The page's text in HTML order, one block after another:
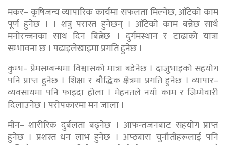
मकर– कृषिजन्य व्यापारिक कार्यमा सफलता मिल्नेछ, आँटेको काम
पूर्ण हुनेछ । । शत्रु परास्त हुनेछन् । आँटेको काम बन्नेछ साथै
मनोरन्जनका साथ दिन बित्नेछ । दुर्गमस्थान र टाढाको यात्रा
सम्भावना छ । पढाइलेखाइमा प्रगति हुनेछ ।
कुम्भ– प्रेमसम्बन्धमा विश्वासको मात्रा बडेनेछ । दाजुभाइको सहयोग
पनि प्राप्त हुनेछ । शिक्षा र बौद्धिक क्षेत्रमा प्रगति हुनेछ । व्यापार–
व्यवसायमा पनि फाइदा होला । मेहनतले नयाँ काम र जिम्मेवारी
दिलाउनेछ । परोपकारमा मन जाला ।
मीन– शारीरिक दुर्बलता बढ्नेछ । आफन्तजनबाट सहयोग प्राप्त
हुनेछ । प्रशस्त धन लाभ हुनेछ । अप्ठ्यारा चुनौतीहरूलाई पनि